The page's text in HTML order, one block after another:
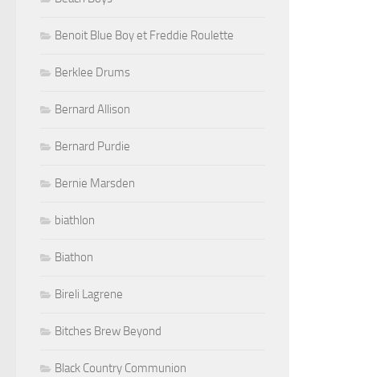
Benoit Blue Boy et Freddie Roulette
Berklee Drums
Bernard Allison
Bernard Purdie
Bernie Marsden
biathlon
Biathon
Bireli Lagrene
Bitches Brew Beyond
Black Country Communion